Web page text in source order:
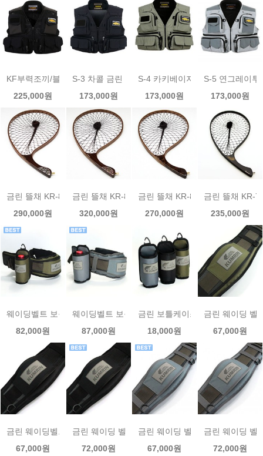
KF부력조끼/블랙 금린 플로팅루어조끼
225,000원
S-3 차콜 금린 루어조끼(사계절)
173,000원
S-4 카키베이지 금린 루어조끼(사
173,000원
S-5 연그레이투
173,000원
금린 뜰채 KR-810 수제 랜딩넷
290,000원
금린 뜰채 KR-809 수제 랜딩넷
320,000원
금린 뜰채 KR-808 수제 랜딩넷
270,000원
금린 뜰채 KR-
235,000원
웨이딩벨트 보틀케이스 세트 M size
82,000원
웨이딩벨트 보틀케이스 세트 Lsize
87,000원
금린 보틀케이스 1p
18,000원
금린 웨이딩 벨
67,000원
금린 웨이딩벨트-블랙(M size)
67,000원
금린 웨이딩 벨트-블랙 (L size)
72,000원
금린 웨이딩 벨트-그레이 (M size)
67,000원
금린 웨이딩 벨
72,000원